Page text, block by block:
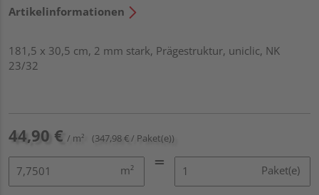
Artikelinformationen
181,5 x 30,5 cm, 2 mm stark, Prägestruktur, uniclic, NK
23/32
44,90 € / m² (347,98 € / Paket(e))
m² Paket(e)